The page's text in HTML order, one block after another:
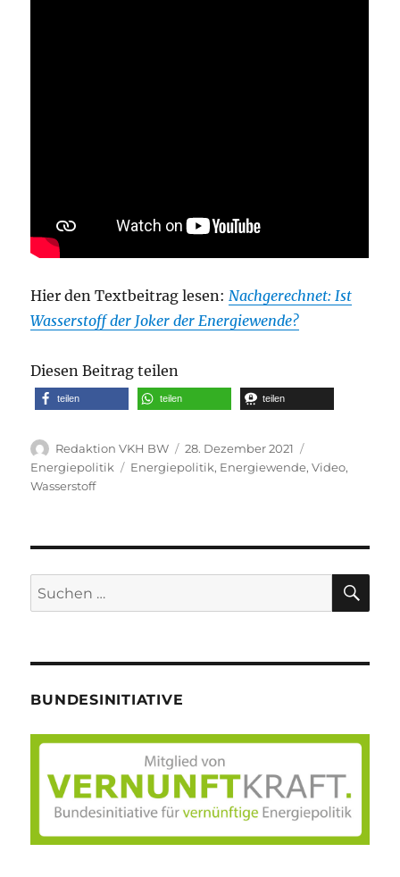
Hier den Textbeitrag lesen: Nachgerechnet: Ist
Wasserstoff der Joker der Energiewende?
Diesen Beitrag teilen
teilen teilen teilen
Autor
Redaktion VKH BW
Veröffentlicht
am
28. Dezember 2021
Energiepolitik
Schlagwörter
Energiepolitik, Energiewende,Video,
Wasserstoff
Suche
nach:
BUNDESINITIATIVE